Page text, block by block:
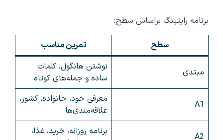
برنامه رایتینگ براساس سطح:
سطح تمرین مناسب
مبتدی
نوشتن هانگول، کلمات
ساده و جمله‌های کوتاه
A1
معرفی خود، خانواده، کشور،
علاقه‌مندی‌ها
A2
برنامه روزانه، خرید، غذا،